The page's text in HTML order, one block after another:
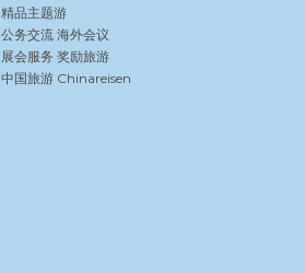
精品主题游
公务交流 海外会议
展会服务 奖励旅游
中国旅游 Chinareisen